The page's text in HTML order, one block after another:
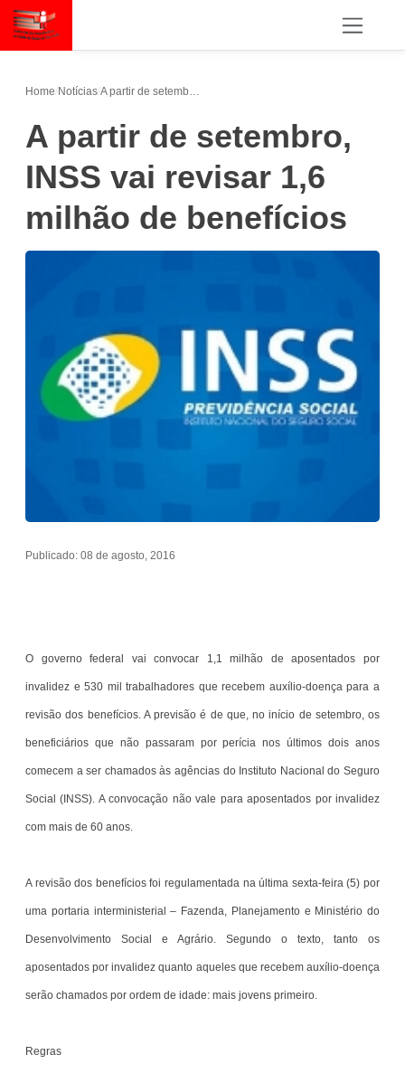
Home/Notícias/
A partir de setembro,
INSS vai revisar 1,6
milhão de benefícios
Publicado: 08 de agosto, 2016
O governo federal vai convocar 1,1 milhão de aposentados por
invalidez e 530 mil trabalhadores que recebem auxílio-doença para a
revisão dos benefícios. A previsão é de que, no início de setembro, os
beneficiários que não passaram por perícia nos últimos dois anos
comecem a ser chamados às agências do Instituto Nacional do Seguro
Social (INSS). A convocação não vale para aposentados por invalidez
com mais de 60 anos.
A revisão dos benefícios foi regulamentada na última sexta-feira (5) por
uma portaria interministerial – Fazenda, Planejamento e Ministério do
Desenvolvimento Social e Agrário. Segundo o texto, tanto os
aposentados por invalidez quanto aqueles que recebem auxílio-doença
serão chamados por ordem de idade: mais jovens primeiro.
Regras